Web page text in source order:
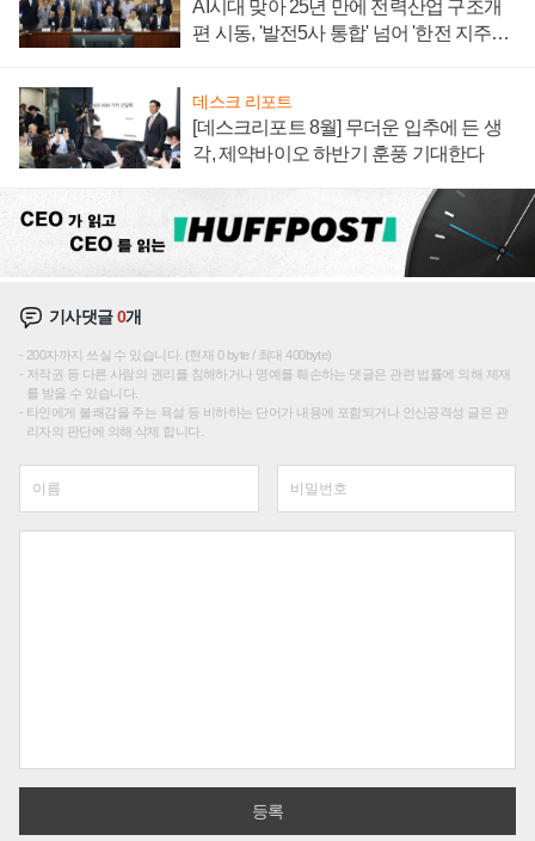
AI시대 맞아 25년 만에 전력산업 구조개
편 시동, '발전5사 통합' 넘어 '한전 지주사'
데스크 리포트
[데스크리포트 8월] 무더운 입추에 든 생
각, 제약바이오 하반기 훈풍 기대한다
기사댓글0개
200자까지 쓰실 수 있습니다. (현재 0 byte / 최대 400byte)
저작권 등 다른 사람의 권리를 침해하거나 명예를 훼손하는 댓글은 관련 법률에 의해 제재
를 받을 수 있습니다.
타인에게 불쾌감을 주는 욕설 등 비하하는 단어가 내용에 포함되거나 인신공격성 글은 관
리자의 판단에 의해 삭제 합니다.